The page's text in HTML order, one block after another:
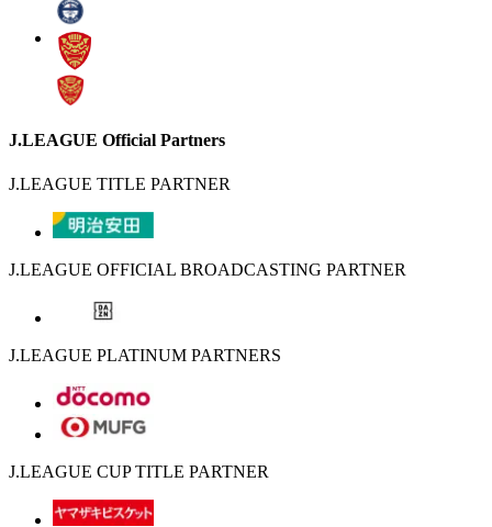
J.LEAGUE Official Partners
J.LEAGUE TITLE PARTNER
J.LEAGUE OFFICIAL BROADCASTING PARTNER
J.LEAGUE PLATINUM PARTNERS
J.LEAGUE CUP TITLE PARTNER